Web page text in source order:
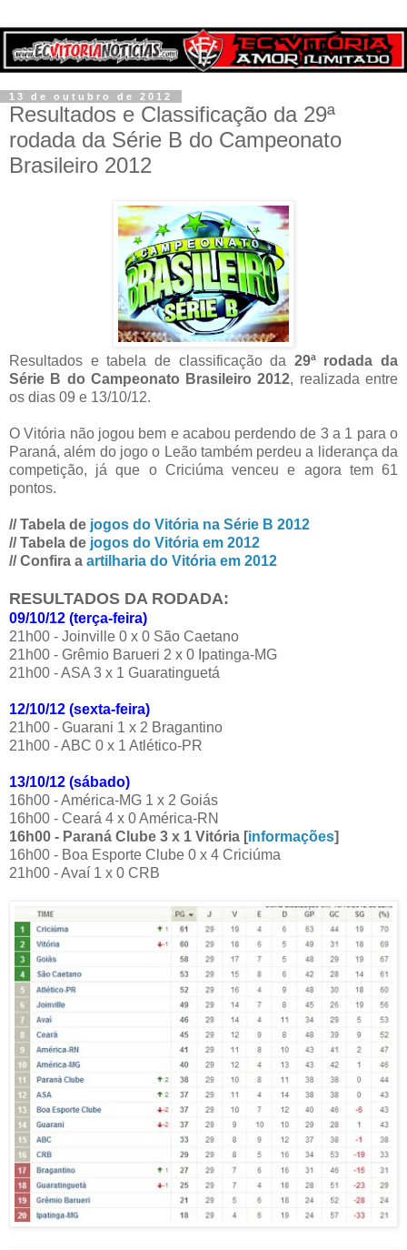
13 de outubro de 2012
Resultados e Classificação da 29ª
rodada da Série B do Campeonato
Brasileiro 2012
Resultados e tabela de classificação da 29ª rodada da
Série B do Campeonato Brasileiro 2012, realizada entre
os dias 09 e 13/10/12.
O Vitória não jogou bem e acabou perdendo de 3 a 1 para o
Paraná, além do jogo o Leão também perdeu a liderança da
competição, já que o Criciúma venceu e agora tem 61
pontos.
// Tabela de jogos do Vitória na Série B 2012
// Tabela de jogos do Vitória em 2012
// Confira a artilharia do Vitória em 2012
RESULTADOS DA RODADA:
09/10/12 (terça-feira)
21h00 - Joinville 0 x 0 São Caetano
21h00 - Grêmio Barueri 2 x 0 Ipatinga-MG
21h00 - ASA 3 x 1 Guaratinguetá
12/10/12 (sexta-feira)
21h00 - Guarani 1 x 2 Bragantino
21h00 - ABC 0 x 1 Atlético-PR
13/10/12 (sábado)
16h00 - América-MG 1 x 2 Goiás
16h00 - Ceará 4 x 0 América-RN
16h00 - Paraná Clube 3 x 1 Vitória [informações]
16h00 - Boa Esporte Clube 0 x 4 Criciúma
21h00 - Avaí 1 x 0 CRB